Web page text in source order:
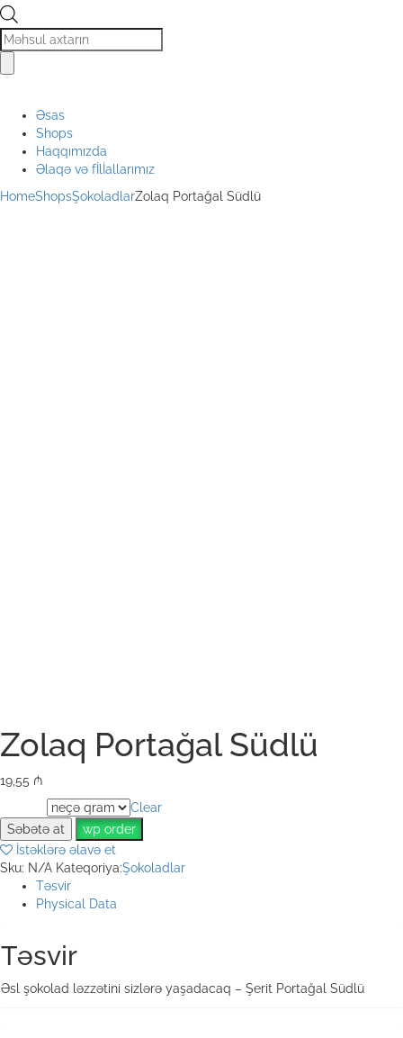
Products
search
Əsas
Shops
Haqqımızda
Əlaqə və fİlİallarımız
HomeShopsŞokoladlarZolaq Portağal Südlü
Zolaq Portağal Südlü
19,55 ₼
Clear
Səbətə at
wp order
İstəklərə əlavə et
Sku: N/A Kateqoriya:Şokoladlar
Təsvir
Physical Data
Təsvir
Əsl şokolad ləzzətini sizlərə yaşadacaq – Şerit Portağal Südlü